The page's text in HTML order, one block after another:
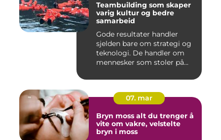
Teambuilding som skaper
varig kultur og bedre
samarbeid
Gode resultater handler
sjelden bare om strategi og
teknologi. De handler om
mennesker som stoler på...
07. mar
Bryn moss alt du trenger å
vite om vakre, velstelte
bryn i moss